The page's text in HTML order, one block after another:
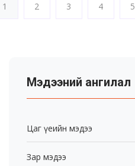
1 2 3 4 5
Мэдээний ангилал
Цаг үеийн мэдээ
Зар мэдээ